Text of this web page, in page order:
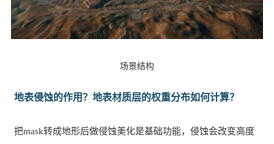
场景结构
地表侵蚀的作用？地表材质层的权重分布如何计算？
把mask转成地形后做侵蚀美化是基础功能，侵蚀会改变高度